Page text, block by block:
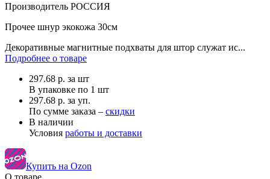
Производитель РОССИЯ
Прочее шнур экокожа 30см
Декоративные магнитные подхваты для штор служат ис...
Подробнее о товаре
297.68 р. за шт
В упаковке по 1 шт
297.68 р. за уп.
По сумме заказа – скидки
В наличии
Условия работы и доставки
Купить на Ozon
О товаре